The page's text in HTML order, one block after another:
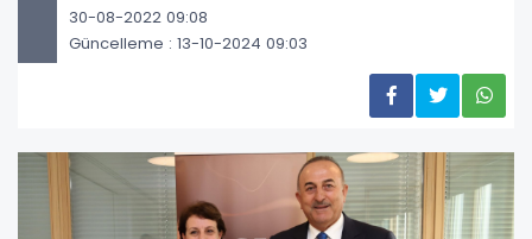
30-08-2022 09:08
Güncelleme : 13-10-2024 09:03